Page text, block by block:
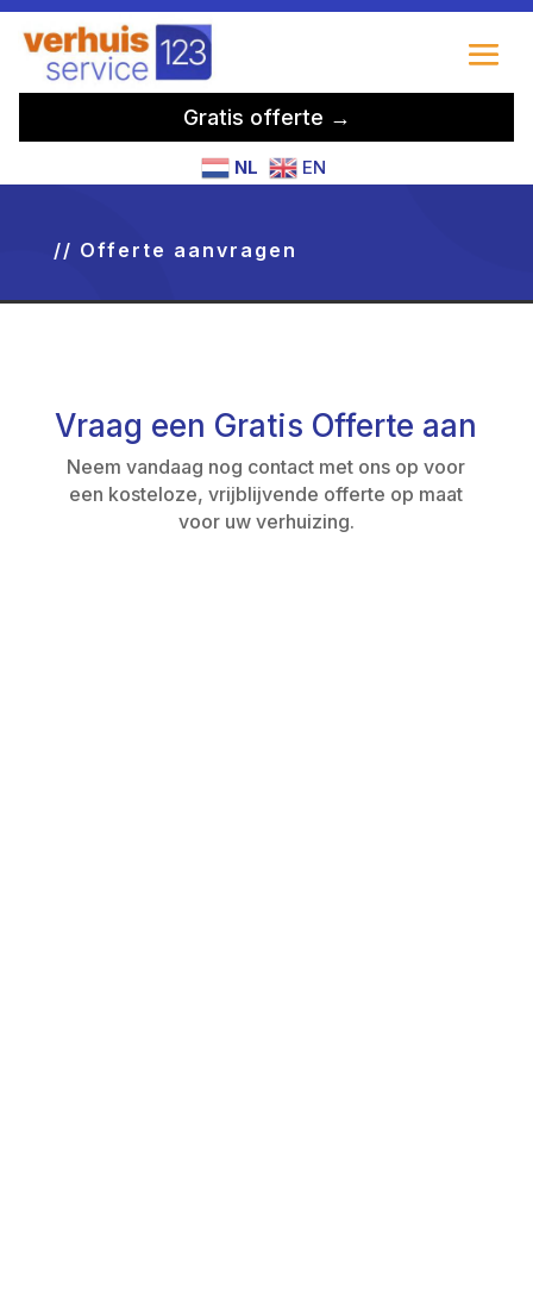
Gratis offerte →
NL EN
// Offerte aanvragen
Vraag een Gratis Offerte aan
Neem vandaag nog contact met ons op voor
een kosteloze, vrijblijvende offerte op maat
voor uw verhuizing.